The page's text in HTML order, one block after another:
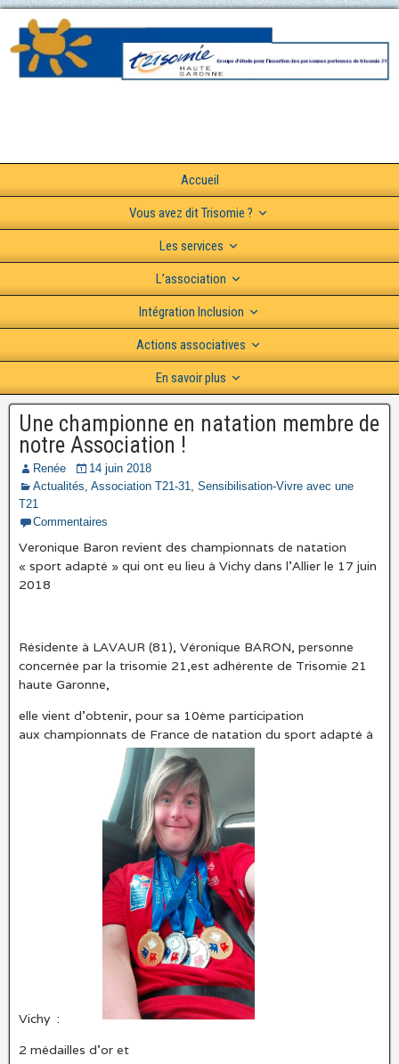
Accueil
Vous avez dit Trisomie ?
Les services
L’association
Intégration Inclusion
Actions associatives
En savoir plus
Une championne en natation membre de
notre Association !
Renée
14 juin 2018
Actualités, Association T21-31, Sensibilisation-Vivre avec une
T21
Commentaires
Veronique Baron revient des championnats de natation
« sport adapté » qui ont eu lieu à Vichy dans l’Allier le 17 juin
2018
Résidente à LAVAUR (81), Véronique BARON, personne
concernée par la trisomie 21,est adhérente de Trisomie 21
haute Garonne,
elle vient d’obtenir, pour sa 10ème participation
aux championnats de France de natation du sport adapté à
Vichy :
2 médailles d’or et